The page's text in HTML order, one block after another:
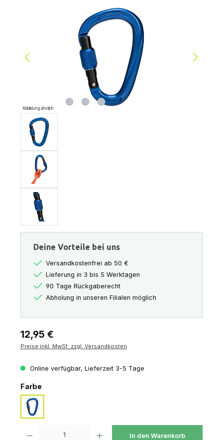
Abbildung ähnlich
Deine Vorteile bei uns
Versandkostenfrei ab 50 €
Lieferung in 3 bis 5 Werktagen
90 Tage Rückgaberecht
Abholung in unseren Filialen möglich
Regulärer Preis:
12,95 €
Preise inkl. MwSt. zzgl. Versandkosten
Online verfügbar, Lieferzeit 3-5 Tage
Farbeauswählen
ultramarine
In den Warenkorb